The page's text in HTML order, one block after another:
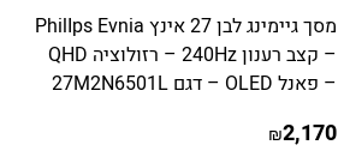
מסך גיימינג לבן 27 אינץ PhilIps Evnia
– קצב רענון 240Hz – רזולוציה QHD
– פאנל OLED – דגם 27M2N6501L
2,170
₪